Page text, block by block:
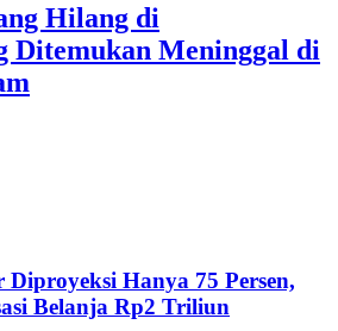
Hilang di
Ditemukan Meninggal di
Hanya 75 Persen,
Belanja Rp2 Triliun